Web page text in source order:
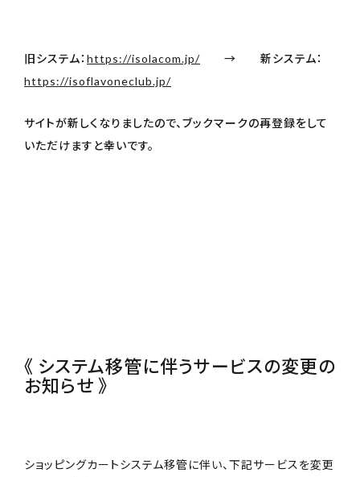
旧システム： https://isolacom.jp/ → 新システム：
https://isoflavoneclub.jp/
サイトが新しくなりましたので、ブックマークの再登録をして
いただけますと幸いです。
《 システム移管に伴うサービスの変更の
お知らせ 》
ショッピングカートシステム移管に伴い、下記サービスを変更